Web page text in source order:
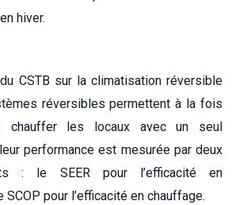
hiver.
CSTB sur la climatisation réversible
réversibles permettent à la fois
les locaux avec un seul
performance est mesurée par deux
: le SEER pour l’efficacité en
pour l’efficacité en chauffage.